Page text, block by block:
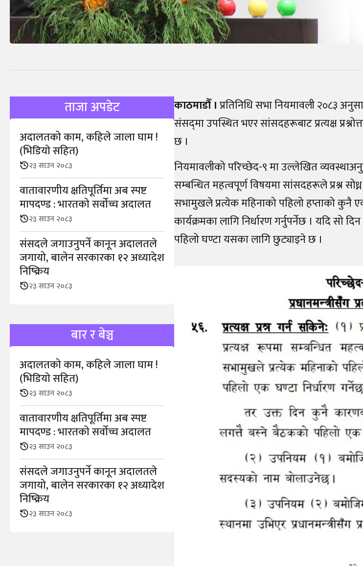
ताजा अपडेट
अदालतको काम, कहिले जाला घाम !
(भिडियाे सहित)
२३ साउन २०८३
वातावारणीय क्षतिपूर्तिमा अब स्पष्ट
मापदण्ड : भारतको सर्वोच्च अदालत
२३ साउन २०८३
संसदले जगाउनुपर्ने कानून अदालतले
जगायो, बालेन सरकारका १२ अध्यादेश
निष्क्रिय
२३ साउन २०८३
बार र बेञ्च
अदालतको काम, कहिले जाला घाम !
(भिडियाे सहित)
२३ साउन २०८३
वातावारणीय क्षतिपूर्तिमा अब स्पष्ट
मापदण्ड : भारतको सर्वोच्च अदालत
२३ साउन २०८३
संसदले जगाउनुपर्ने कानून अदालतले
जगायो, बालेन सरकारका १२ अध्यादेश
निष्क्रिय
२३ साउन २०८३
काठमाडौँ ।प्रतिनिधि सभा नियमावली २०८३
संसद्‌मा उपस्थित भएर सांसदहरूबाट प्रत्यक्ष
छ ।
नियमावलीको परिच्छेद-९ मा उल्लेखित
सम्बन्धित महत्वपूर्ण विषयमा सांसदहरूले प्रश्न
सभामुखले प्रत्येक महिनाको पहिलो हप्ताको
कार्यक्रमका लागि निर्धारण गर्नुपर्नेछ । यदि
पहिलो घण्टा यसका लागि छुट्याइने छ ।